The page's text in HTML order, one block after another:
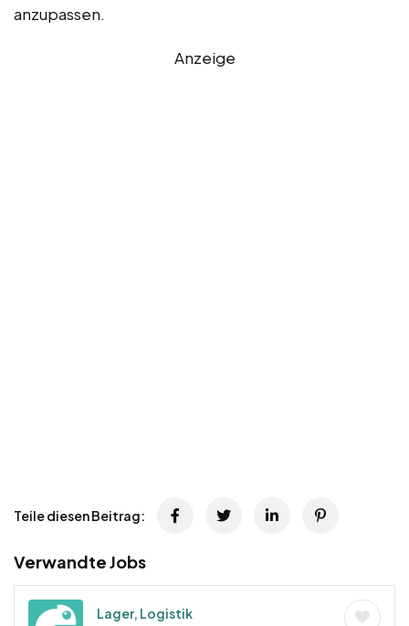
anzupassen.
Anzeige
Teile diesen Beitrag:
Verwandte Jobs
Lager, Logistik